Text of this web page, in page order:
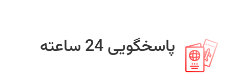
پاسخگویی 24 ساعته